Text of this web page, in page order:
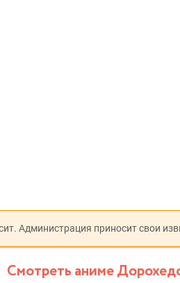
Администрация приносит свои
Смотреть аниме